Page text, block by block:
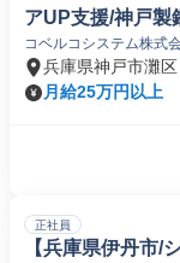
アUP支援/神戸製
コベルコシステム株式
兵庫県神戸市灘区
月給25万円以上
正社員
【兵庫県伊丹市/